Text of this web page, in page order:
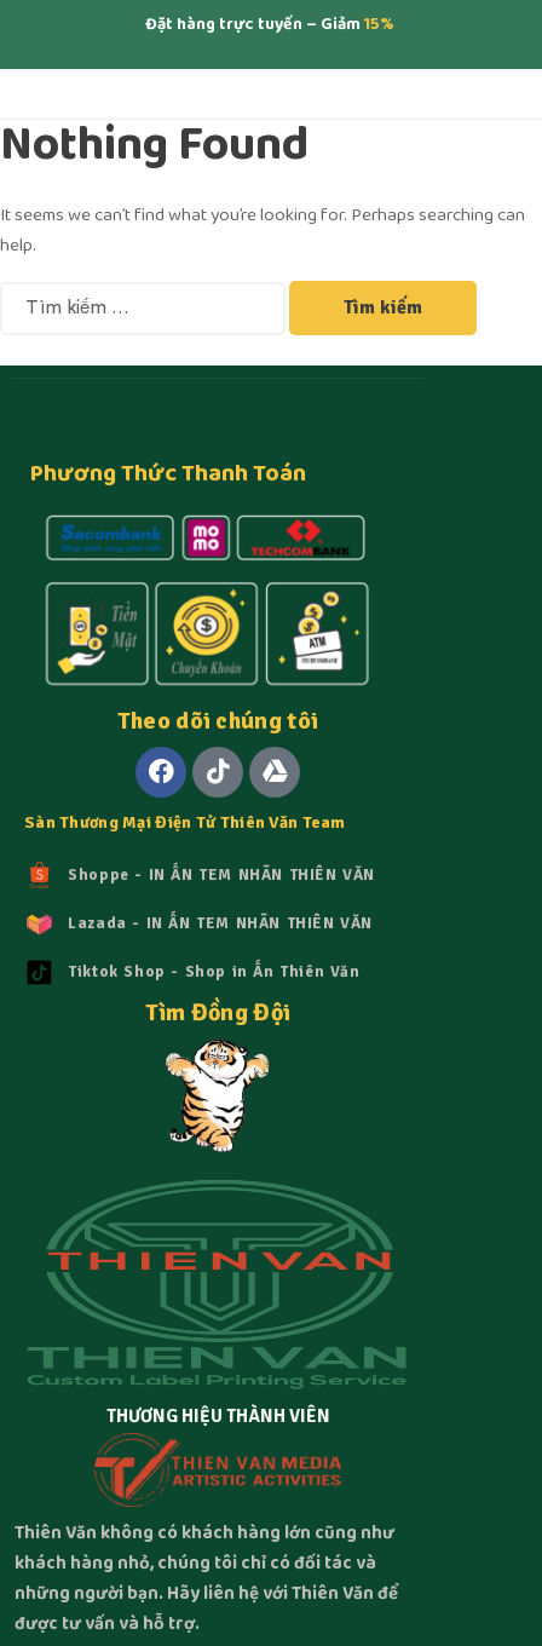
Đặt hàng trực tuyến – Giảm15%
Nothing Found
It seems we can’t find what you’re looking for. Perhaps searching can
help.
THƯƠNG HIỆU THÀNH VIÊN
Thiên Văn không có khách hàng lớn cũng như
khách hàng nhỏ, chúng tôi chỉ có đối tác và
những người bạn. Hãy liên hệ với Thiên Văn để
được tư vấn và hỗ trợ.
Phương Thức Thanh Toán
Theo dõi chúng tôi
Sàn Thương Mại Điện Tử Thiên Văn Team
Shoppe - IN ẤN TEM NHÃN THIÊN VĂN
Lazada - IN ẤN TEM NHÃN THIÊN VĂN
Tiktok Shop - Shop in Ấn Thiên Văn
Tìm Đồng Đội